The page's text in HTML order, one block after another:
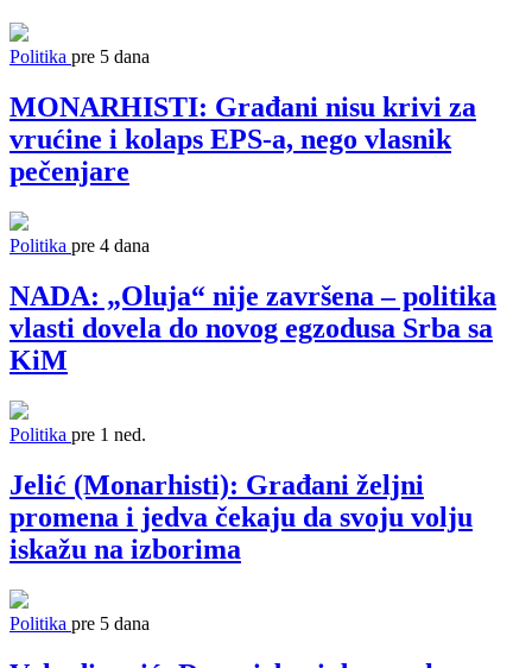
Politika pre 5 dana
MONARHISTI: Građani nisu krivi za
vrućine i kolaps EPS-a, nego vlasnik
pečenjare
Politika pre 4 dana
NADA: „Oluja“ nije završena – politika
vlasti dovela do novog egzodusa Srba sa
KiM
Politika pre 1 ned.
Jelić (Monarhisti): Građani željni
promena i jedva čekaju da svoju volju
iskažu na izborima
Politika pre 5 dana